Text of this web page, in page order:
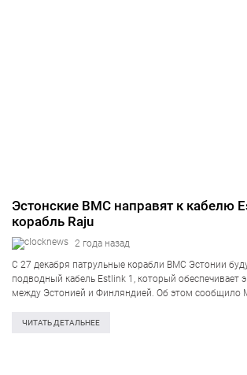
Эстонские ВМС направят к кабелю
корабль Raju
2 года назад
С 27 декабря патрульные корабли ВМС Эстонии
подводный кабель Estlink 1, который обеспечивает
между Эстонией и Финляндией. Об этом сообщило
разрыва кабеля Estlink 2 и кабеля связи,…
ЧИТАТЬ ДЕТАЛЬНЕЕ